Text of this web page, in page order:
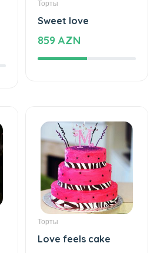
Торты
Love feels cake
275 AZN